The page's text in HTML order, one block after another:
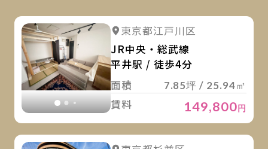
詳細を見る
東京都江戸川区
JR中央・総武線
平井駅 / 徒歩4分
面積
7.85坪 / 25.94㎡
賃料 149,800円